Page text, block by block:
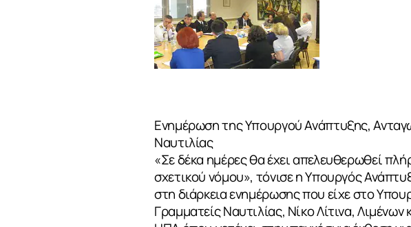
Ενημέρωση της Υπουργού Ανάπτυξης,
Ναυτιλίας
«Σε δέκα ημέρες θα έχει απελευθερωθεί
σχετικού νόμου», τόνισε η Υπουργός
στη διάρκεια ενημέρωσης που είχε στο
Γραμματείς Ναυτιλίας, Νίκο Λίτινα,